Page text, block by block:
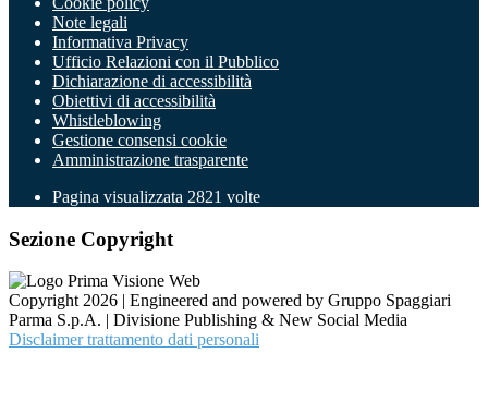
Note legali
Informativa Privacy
Ufficio Relazioni con il Pubblico
Dichiarazione di accessibilità
Obiettivi di accessibilità
Whistleblowing
Gestione consensi cookie
Amministrazione trasparente
Pagina visualizzata 2821 volte
Sezione Copyright
Copyright 2026 | Engineered and powered by Gruppo Spaggiari
Parma S.p.A. | Divisione Publishing & New Social Media
Disclaimer trattamento dati personali